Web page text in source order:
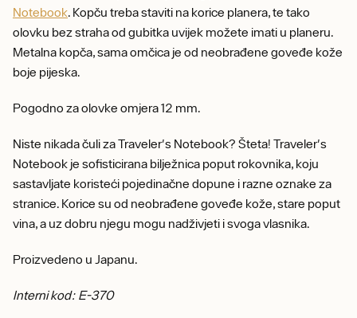
Notebook. Kopču treba staviti na korice planera, te tako
olovku bez straha od gubitka uvijek možete imati u planeru.
Metalna kopča, sama omčica je od neobrađene goveđe kože
boje pijeska.
Pogodno za olovke omjera 12 mm.
Niste nikada čuli za Traveler's Notebook? Šteta! Traveler's
Notebook je sofisticirana bilježnica poput rokovnika, koju
sastavljate koristeći pojedinačne dopune i razne oznake za
stranice. Korice su od neobrađene goveđe kože, stare poput
vina, a uz dobru njegu mogu nadživjeti i svoga vlasnika.
Proizvedeno u Japanu.
Interni kod: E-370